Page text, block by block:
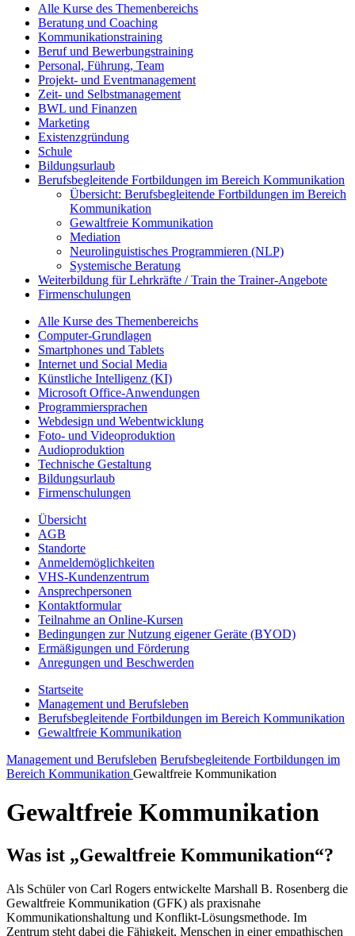
Alle Kurse des Themenbereichs
Beratung und Coaching
Kommunikationstraining
Beruf und Bewerbungstraining
Personal, Führung, Team
Projekt- und Eventmanagement
Zeit- und Selbstmanagement
BWL und Finanzen
Marketing
Existenzgründung
Schule
Bildungsurlaub
Berufsbegleitende Fortbildungen im Bereich Kommunikation
Übersicht: Berufsbegleitende Fortbildungen im Bereich
Kommunikation
Gewaltfreie Kommunikation
Mediation
Neurolinguistisches Programmieren (NLP)
Systemische Beratung
Weiterbildung für Lehrkräfte / Train the Trainer-Angebote
Firmenschulungen
Alle Kurse des Themenbereichs
Computer-Grundlagen
Smartphones und Tablets
Internet und Social Media
Künstliche Intelligenz (KI)
Microsoft Office-Anwendungen
Programmiersprachen
Webdesign und Webentwicklung
Foto- und Videoproduktion
Audioproduktion
Technische Gestaltung
Bildungsurlaub
Firmenschulungen
Übersicht
AGB
Standorte
Anmeldemöglichkeiten
VHS-Kundenzentrum
Ansprechpersonen
Kontaktformular
Teilnahme an Online-Kursen
Bedingungen zur Nutzung eigener Geräte (BYOD)
Ermäßigungen und Förderung
Anregungen und Beschwerden
Startseite
Management und Berufsleben
Berufsbegleitende Fortbildungen im Bereich Kommunikation
Gewaltfreie Kommunikation
Management und Berufsleben Berufsbegleitende Fortbildungen im
Bereich Kommunikation Gewaltfreie Kommunikation
Gewaltfreie Kommunikation
Was ist „Gewaltfreie Kommunikation“?
Als Schüler von Carl Rogers entwickelte Marshall B. Rosenberg die
Gewaltfreie Kommunikation (GFK) als praxisnahe
Kommunikationshaltung und Konflikt-Lösungsmethode. Im
Zentrum steht dabei die Fähigkeit, Menschen in einer empathischen